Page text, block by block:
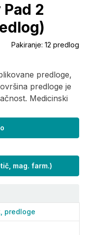
2
predloge,
predloge je
Medicinski
Pakiranje: 12 predlog
mag. farm.)
predloge